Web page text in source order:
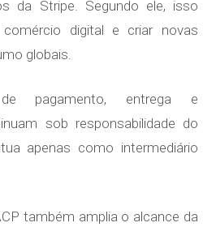
da Stripe. Segundo ele, isso
digital e criar novas
globais.
pagamento, entrega e
sob responsabilidade do
apenas como intermediário
também amplia o alcance da